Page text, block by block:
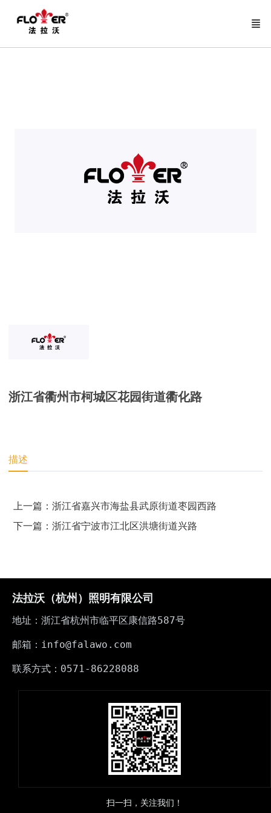
浙江省衢州市柯城区花园街道衢化路
描述
上一篇：浙江省嘉兴市海盐县武原街道枣园西路
下一篇：浙江省宁波市江北区洪塘街道兴路
法拉沃（杭州）照明有限公司
地址：浙江省杭州市临平区康信路587号
邮箱：info@falawo.com
联系方式：0571-86228088
扫一扫，关注我们！